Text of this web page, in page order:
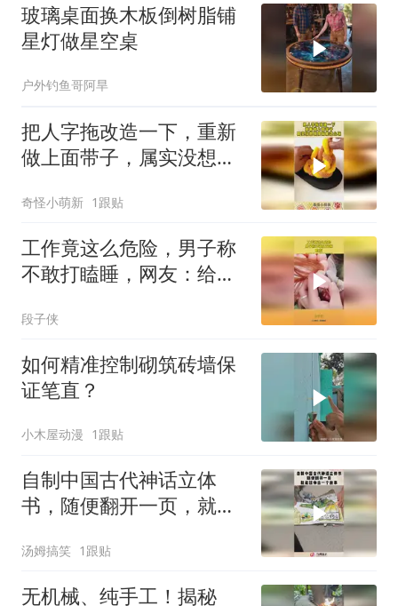
玻璃桌面换木板倒树脂铺
星灯做星空桌
户外钓鱼哥阿旱
把人字拖改造一下，重新
做上面带子，属实没想到
奇怪小萌新 1跟贴
工作竟这么危险，男子称
不敢打瞌睡，网友：给我
段子侠
如何精准控制砌筑砖墙保
证笔直？
小木屋动漫 1跟贴
自制中国古代神话立体
书，随便翻开一页，就能
汤姆搞笑 1跟贴
无机械、纯手工！揭秘